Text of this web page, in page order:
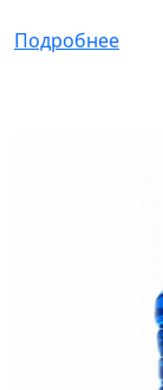
Подробнее